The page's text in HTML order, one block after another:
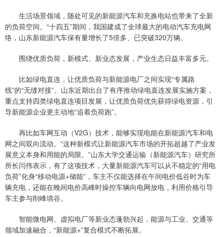
生活场景领域，随处可见的新能源汽车和充换电站也带来了全新
的负荷空间。“十四五”期间，我国建成了全球最大的电动汽车充电网
络，山东新能源汽车保有量增长了5倍多、已突破320万辆。
围绕优质负荷，新模式、新业态发展，产业生态日益丰富多元。
比如绿电直连，让优质负荷与新能源电厂之间实现“专属路
线”的“无缝对接”。山东近期出台了有序推动绿电直连发展实施方案，
重点支持四类绿电直连项目发展，让优质负荷优先获得绿电资源，引
导新能源企业更主动地“追着负荷跑”。
再比如车网互动（V2G）技术，能够实现电能在新能源汽车和电
网之间双向流动。“这种新模式让新能源汽车市场的开拓超越了产业发
展意义本身和用能的局限。”山东大学交通运输（新能源汽车）研究所
所长闫伟表示，有了这项技术，大量新能源汽车可以从不稳定的“用电
负荷”化身“移动电源+储能”，车主不仅能选择在午间电价低谷时为车
辆充电，还能在晚间电价高峰时操控车辆向电网放电，利用价格引导
车主参与削峰填谷。
智能微电网、虚拟电厂等新业态蓬勃兴起，能源与工业、交通等
领域加速融合，“新能源+”复合模式不断拓展。